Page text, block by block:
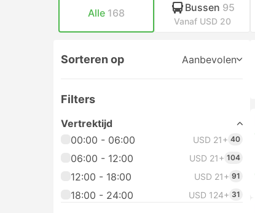
Alle 168 Bussen 95
Vanaf USD 20
Sorteren op Aanbevolen
Filters
Vertrektijd
00:00 - 06:00
USD 21+ 40
06:00 - 12:00 USD 21+ 104
12:00 - 18:00 USD 21+ 91
18:00 - 24:00 USD 124+ 31